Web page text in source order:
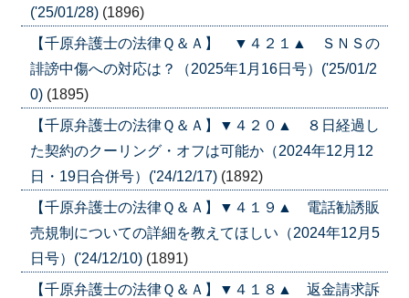
('25/01/28) (1896)
【千原弁護士の法律Ｑ＆Ａ】 ▼４２１▲ ＳＮＳの
誹謗中傷への対応は？（2025年1月16日号）('25/01/2
0) (1895)
【千原弁護士の法律Ｑ＆Ａ】▼４２０▲ ８日経過し
た契約のクーリング・オフは可能か（2024年12月12
日・19日合併号）('24/12/17) (1892)
【千原弁護士の法律Ｑ＆Ａ】▼４１９▲ 電話勧誘販
売規制についての詳細を教えてほしい（2024年12月5
日号）('24/12/10) (1891)
【千原弁護士の法律Ｑ＆Ａ】▼４１８▲ 返金請求訴